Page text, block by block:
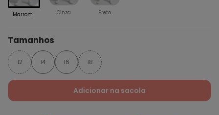
Marrom Cinza Preto
Tamanhos
12 14 16 18
Adicionar na sacola